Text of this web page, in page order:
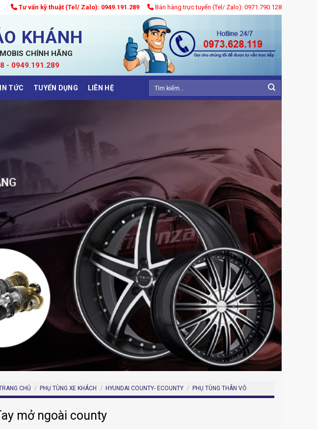
Tư vấn kỹ thuật (Tel/ Zalo): 0949.191.289 Bán hàng trực tuyến (Tel/ Zalo): 0971.790.128
KHÁNH
CHÍNH HÃNG
- 0949.191.289
TỨC TUYỂN DỤNG LIÊN HỆ
Tìm
CHỦ / PHỤ TÙNG XE KHÁCH / HYUNDAI COUNTY- ECOUNTY / PHỤ TÙNG THÂN VỎ
mở ngoài county